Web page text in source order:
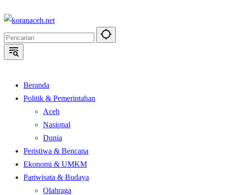
ke
konten
Beranda
Politik & Pemerintahan
Aceh
Nasional
Dunia
Peristiwa & Bencana
Ekonomi & UMKM
Pariwisata & Budaya
Olahraga